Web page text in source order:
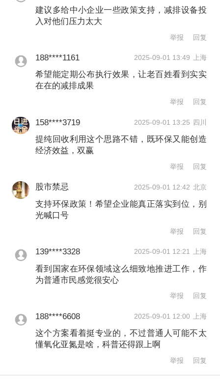
相关企业革新生产工艺、优化反应条
件、提升资源利用效率，引导企业加大
产业链向绿色低碳、安全高效、可持续
发展方向转型。
《行动方案》提出，研究利用相关资金
渠道支持建设氧化亚氮回收提纯装置和
己二酸、硝酸和己内酰胺行业氧化亚氮
减排装置。鼓励开展气候投融资，推荐
具有氧化亚氮减排效益的项目纳入生态
环保金融支持项目库和气候投融资试点
项目库。加快推进利用温室气体自愿减
氮减排。
同时，持续开展源头和过程控制、资源
创新，开展氧化亚氮排放控制技术示范
工程建设，支持工业领域氧化亚氮排放
控制相关技术申报国家重点推广的低碳
建议多给中小企业一些政策支持，减排设备投
入对他们压力太大
举报 回复
188****1161 2025-09-01 13:49 上海
希望能定期公布执行效果，让老百姓看到实实
在在的减排成果
举报 回复
158****3719 2025-09-01 13:25 四川
提纯回收利用这个思路不错，既环保又能创造
经济效益，双赢
举报 回复
股市禁忌 2025-09-01 12:42 北京
支持环保政策！希望企业能真正落实到位，别
光喊口号
举报 回复
139****3328 2025-09-01 12:21 上海
看到国家在环保领域这么细致地推进工作，作
为普通市民感觉很安心
举报 回复
188****6608 2025-09-01 12:00 上海
这个方案看着挺专业的，不过普通人可能不太
懂氧化亚氮是啥，科普还得跟上啊
举报 回复